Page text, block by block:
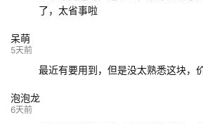
了，太省事啦
呆萌
5天前
最近有要用到，但是没太熟悉这块，
泡泡龙
6天前